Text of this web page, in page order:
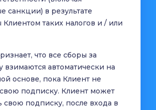
санкции) в результате
Клиентом таких налогов и / или
что все сборы за
взимаются автоматически на
основе, пока Клиент не
подписку. Клиент может
свою подписку, после входа в